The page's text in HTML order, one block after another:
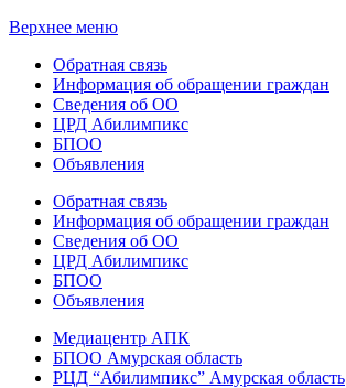
Верхнее меню
Обратная связь
Информация об обращении граждан
Сведения об ОО
ЦРД Абилимпикс
БПОО
Объявления
Обратная связь
Информация об обращении граждан
Сведения об ОО
ЦРД Абилимпикс
БПОО
Объявления
Медиацентр АПК
БПОО Амурская область
РЦД “Абилимпикс” Амурская область